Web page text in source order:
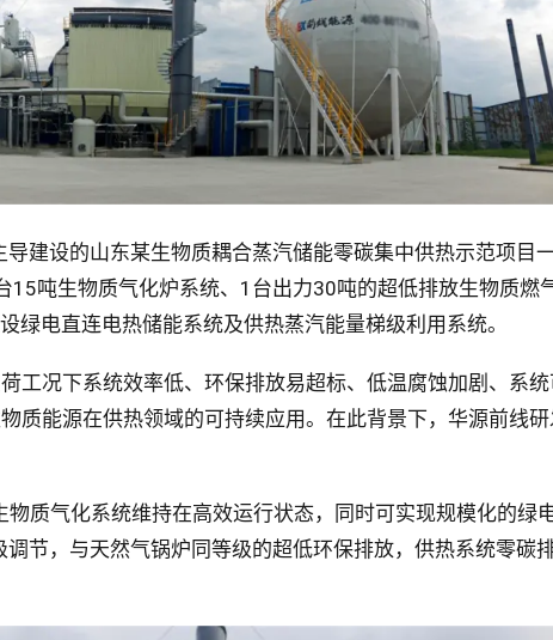
建设的山东某生物质耦合蒸汽储能零碳集中供热示范项目
吨生物质气化炉系统、1台出力30吨的超低排放生物质燃
电直连电热储能系统及供热蒸汽能量梯级利用系统。
工况下系统效率低、环保排放易超标、低温腐蚀加剧、系
质能源在供热领域的可持续应用。在此背景下，华源前线
质气化系统维持在高效运行状态，同时可实现规模化的绿
节，与天然气锅炉同等级的超低环保排放，供热系统零碳